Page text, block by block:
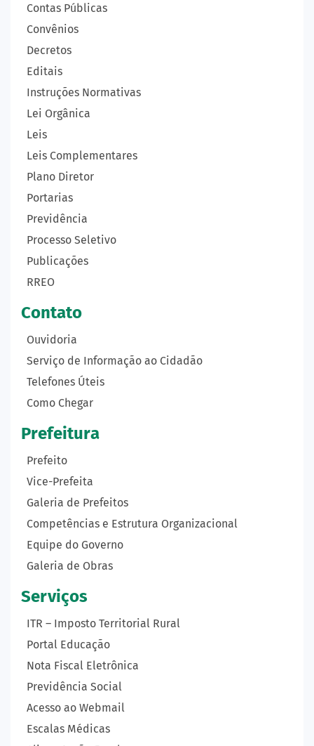
Contas Públicas
Convênios
Decretos
Editais
Instruções Normativas
Lei Orgânica
Leis
Leis Complementares
Plano Diretor
Portarias
Previdência
Processo Seletivo
Publicações
RREO
Contato
Ouvidoria
Serviço de Informação ao Cidadão
Telefones Úteis
Como Chegar
Prefeitura
Prefeito
Vice-Prefeita
Galeria de Prefeitos
Competências e Estrutura Organizacional
Equipe do Governo
Galeria de Obras
Serviços
ITR – Imposto Territorial Rural
Portal Educação
Nota Fiscal Eletrônica
Previdência Social
Acesso ao Webmail
Escalas Médicas